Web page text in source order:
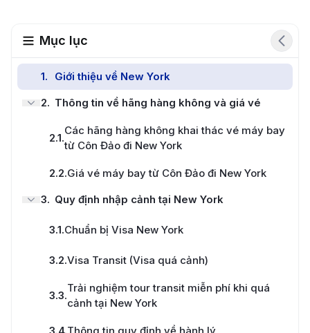
Mục lục
1.
Giới thiệu về New York
2. Thông tin về hãng hàng không và giá vé
2.1.
Các hãng hàng không khai thác vé máy bay
từ Côn Đảo đi New York
2.2.Giá vé máy bay từ Côn Đảo đi New York
3. Quy định nhập cảnh tại New York
3.1.Chuẩn bị Visa New York
3.2.Visa Transit (Visa quá cảnh)
3.3.
Trải nghiệm tour transit miễn phí khi quá
cảnh tại New York
3.4.Thông tin quy định về hành lý